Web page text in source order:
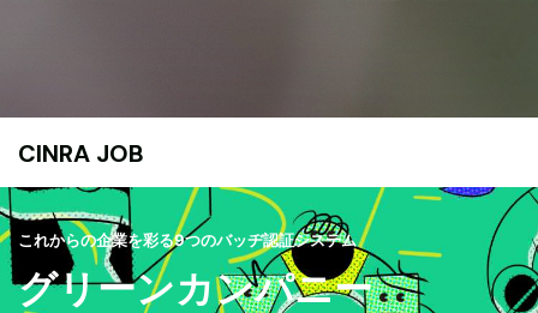
CINRA JOB
これからの企業を彩る9つのバッヂ認証システム
グリーンカンパニー